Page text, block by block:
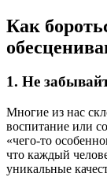
Как
1. Не
Многие из нас
воспитание или
«чего-то
что каждый
уникальные